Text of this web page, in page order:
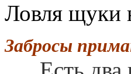
Ловля щуки
Забросы